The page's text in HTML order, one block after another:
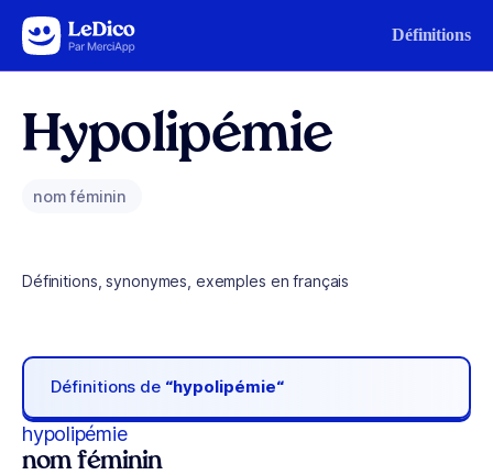
Aller au contenu Définitions
Hypolipémie
nom féminin
Définitions, synonymes, exemples en français
Définitions de “hypolipémie“
hypolipémie
nom féminin